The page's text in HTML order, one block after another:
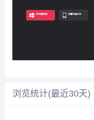
浏览统计(最近30天)